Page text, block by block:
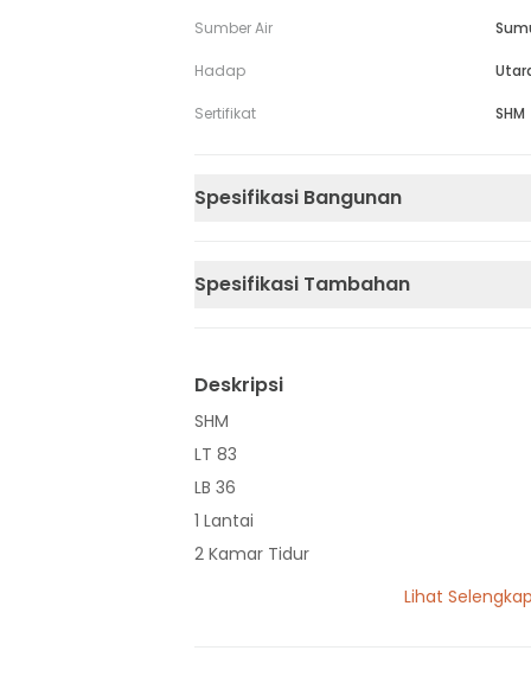
Sumber Air
Hadap
Sertifikat SHM
Spesifikasi Bangunan
Spesifikasi Tambahan
Deskripsi
SHM
LT 83
LB 36
1 Lantai
2 Kamar Tidur
Lihat